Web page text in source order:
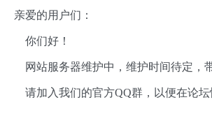
亲爱的用户们：
你们好！
网站服务器维护中，维护时间待定，
请加入我们的官方QQ群，以便在论